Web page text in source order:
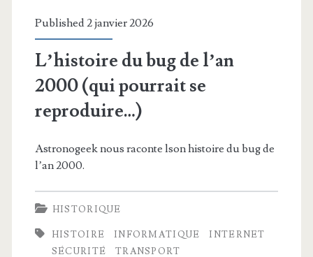
Published 2 janvier 2026
L’histoire du bug de l’an
2000 (qui pourrait se
reproduire…)
Astronogeek nous raconte lson histoire du bug de
l’an 2000.
HISTORIQUE
HISTOIRE INFORMATIQUE
INTERNET
SÉCURITÉ
TRANSPORT